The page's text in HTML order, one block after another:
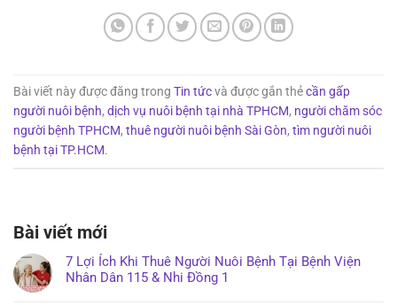
Bài viết này được đăng trong Tin tứcvà được gắn thẻcần gấp
người nuôi bệnh, dịch vụ nuôi bệnh tại nhà TPHCM, người chăm sóc
người bệnh TPHCM, thuê người nuôi bệnh Sài Gòn, tìm người nuôi
bệnh tại TP.HCM.
Bài viết mới
7 Lợi Ích Khi Thuê Người Nuôi Bệnh Tại Bệnh Viện
Nhân Dân 115 & Nhi Đồng 1